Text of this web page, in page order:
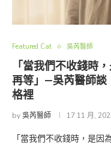
Featured Cat 吳芮醫師
「當我們不收錢時
再等」—吳芮醫師談
格裡
by吳芮醫師 17 11 月,
「當我們不收錢時，是因